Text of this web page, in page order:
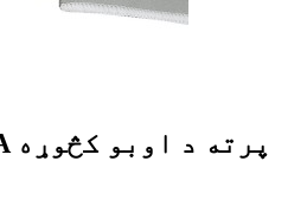
د لوړ کیفیت BPA پرته د اوبو کڅوړه